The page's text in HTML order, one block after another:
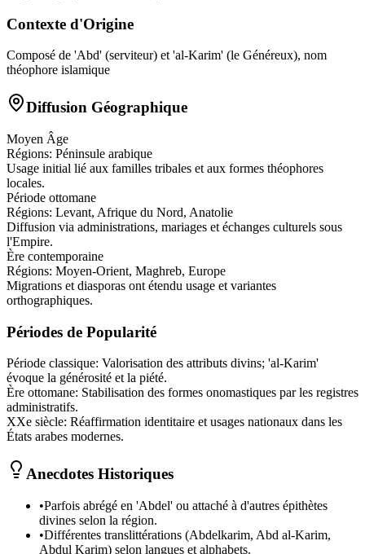
Contexte d'Origine
Composé de 'Abd' (serviteur) et 'al-Karim' (le Généreux), nom
théophore islamique
Diffusion Géographique
Moyen Âge
Régions: Péninsule arabique
Usage initial lié aux familles tribales et aux formes théophores
locales.
Période ottomane
Régions: Levant, Afrique du Nord, Anatolie
Diffusion via administrations, mariages et échanges culturels sous
l'Empire.
Ère contemporaine
Régions: Moyen-Orient, Maghreb, Europe
Migrations et diasporas ont étendu usage et variantes
orthographiques.
Périodes de Popularité
Période classique: Valorisation des attributs divins; 'al-Karim'
évoque la générosité et la piété.
Ère ottomane: Stabilisation des formes onomastiques par les registres
administratifs.
XXe siècle: Réaffirmation identitaire et usages nationaux dans les
États arabes modernes.
Anecdotes Historiques
•Parfois abrégé en 'Abdel' ou attaché à d'autres épithètes
divines selon la région.
•Différentes translittérations (Abdelkarim, Abd al-Karim,
Abdul Karim) selon langues et alphabets.